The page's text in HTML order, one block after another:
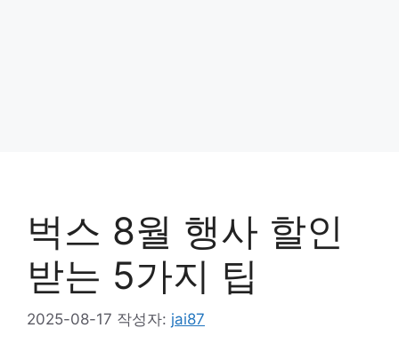
벅스 8월 행사 할인
받는 5가지 팁
2025-08-17 작성자: jai87